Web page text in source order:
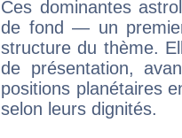
Ces dominantes
de fond — un
structure du thème.
de présentation,
positions planétaires
selon leurs dignités.